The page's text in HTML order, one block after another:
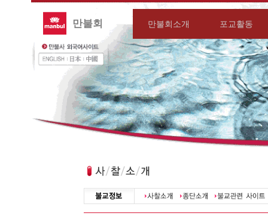
만불회 만불회소개 포교활동